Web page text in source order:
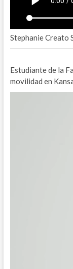
Stephanie Creato
Estudiante de la
movilidad en